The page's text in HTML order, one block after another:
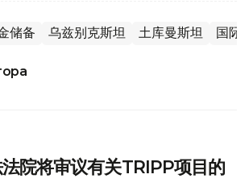
储备 乌兹别克斯坦 土库曼斯坦 国际
院将审议有关TRIPP项目的